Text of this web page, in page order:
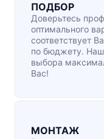
ПОДБОР
Доверьтесь
оптимального
соответствует
по бюджету.
выбора
Вас!
МОНТАЖ